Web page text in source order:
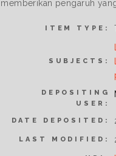
memberikan pengaruh
ITEM TYPE:
SUBJECTS:
DEPOSITING
USER:
DATE DEPOSITED:
LAST MODIFIED: